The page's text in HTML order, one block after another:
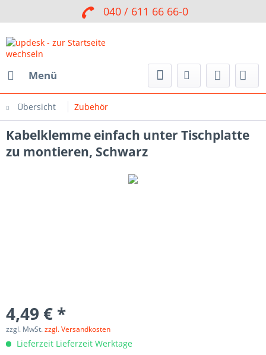
040 / 611 66 66-0
Menü
Übersicht Zubehör
Kabelklemme einfach unter Tischplatte
zu montieren, Schwarz
4,49 € *
zzgl. MwSt.zzgl. Versandkosten
Lieferzeit Lieferzeit Werktage